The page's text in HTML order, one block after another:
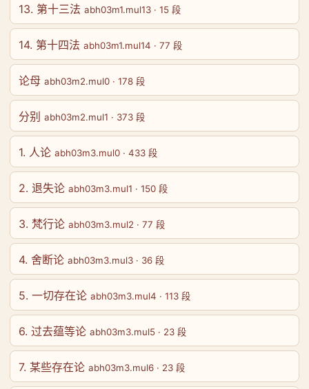
13. 第十三法 abh03m1.mul13 · 15 段
14. 第十四法 abh03m1.mul14 · 77 段
论母 abh03m2.mul0 · 178 段
分别 abh03m2.mul1 · 373 段
1. 人论 abh03m3.mul0 · 433 段
2. 退失论 abh03m3.mul1 · 150 段
3. 梵行论 abh03m3.mul2 · 77 段
4. 舍断论 abh03m3.mul3 · 36 段
5. 一切存在论 abh03m3.mul4 · 113 段
6. 过去蕴等论 abh03m3.mul5 · 23 段
7. 某些存在论 abh03m3.mul6 · 23 段